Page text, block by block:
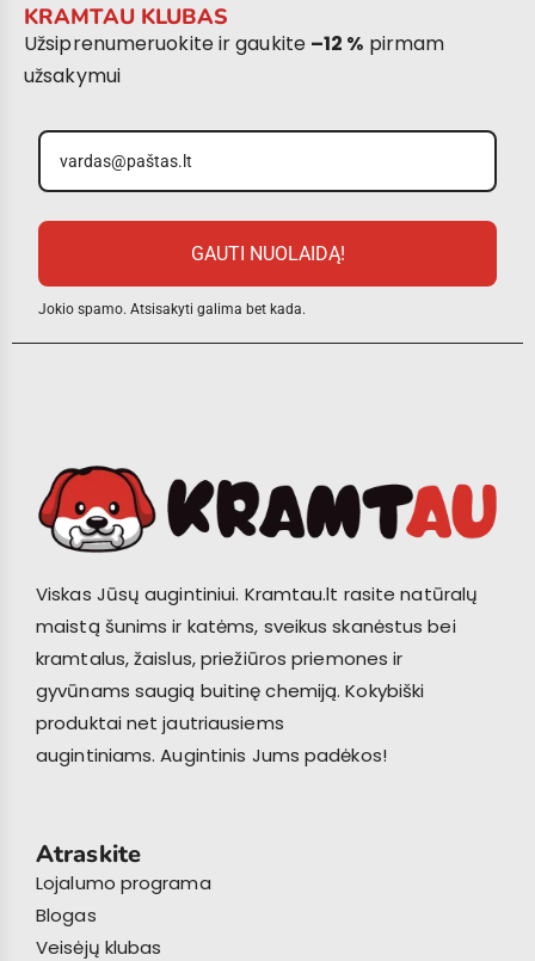
KRAMTAU KLUBAS
Užsiprenumeruokite ir gaukite –12 % pirmam
užsakymui
GAUTI NUOLAIDĄ!
Jokio spamo. Atsisakyti galima bet kada.
Viskas Jūsų augintiniui. Kramtau.lt rasite natūralų
maistą šunims ir katėms, sveikus skanėstus bei
kramtalus, žaislus, priežiūros priemones ir
gyvūnams saugią buitinę chemiją. Kokybiški
produktai net jautriausiems
augintiniams. Augintinis Jums padėkos!
Atraskite
Lojalumo programa
Blogas
Veisėjų klubas